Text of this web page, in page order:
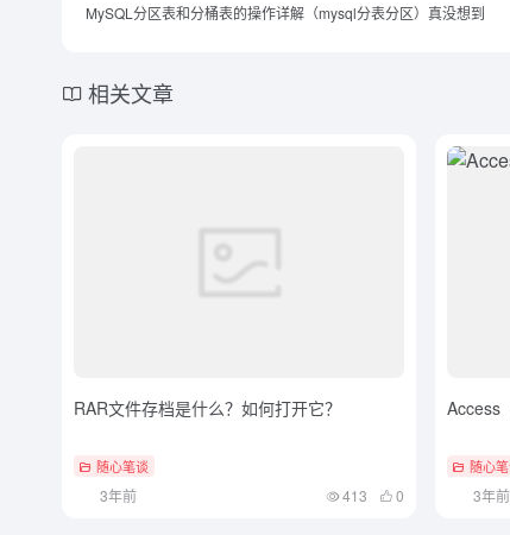
MySQL分区表和分桶表的操作详解（mysql分表分区）真没想到
相关文章
RAR文件存档是什么？如何打开它？
随心笔谈
3年前 413 0
Access
随心
3年前